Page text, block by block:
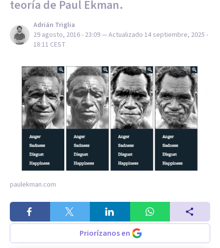
teoría de Paul Ekman.
Adrián Triglia
29 agosto, 2016 - 23:09— Actualizado 14 septiembre, 2025 -
18:11 CEST
paulekman.com
Priorízanos en